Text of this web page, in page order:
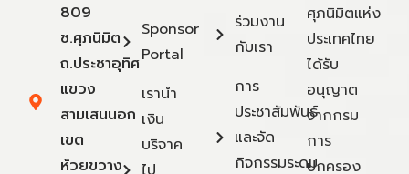
809
ซ.ศุภนิมิต
ถ.ประชาอุทิศ
แขวง
สามเสนนอก
เขต
ห้วยขวาง
Sponsor
Portal
เรานำ
เงิน
บริจาค
ร่วมงาน
กับเรา
การ
ประชาสัมพันธ์
และจัด
กิจกรรมระดม
ศุภนิมิตแห่ง
ประเทศไทย
ได้รับ
อนุญาต
จากกรม
การ
ปกครอง